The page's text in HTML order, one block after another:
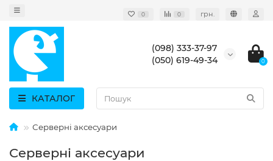
0 0 грн.
(098) 333-37-97
(050) 619-49-34
0
КАТАЛОГ
Серверні аксесуари
Серверні аксесуари